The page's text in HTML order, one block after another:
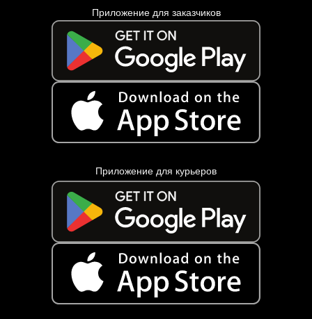
Приложение для заказчиков
Приложение для курьеров